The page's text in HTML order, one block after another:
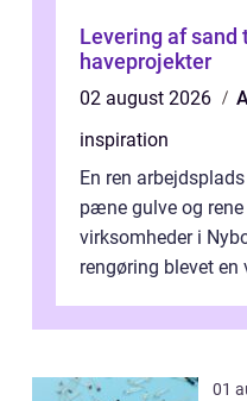
Levering af sand
haveprojekter
02 august 2026
inspiration
En ren
pæne gulve og
virksomheder i
rengøring blevet
samlede ...
01